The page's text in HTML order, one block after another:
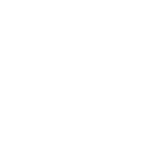
tágo Demon, 12 mm